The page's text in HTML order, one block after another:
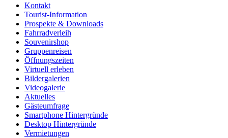
Kontakt
Tourist-Information
Prospekte & Downloads
Fahrradverleih
Souvenirshop
Gruppenreisen
Öffnungszeiten
Virtuell erleben
Bildergalerien
Videogalerie
Aktuelles
Gästeumfrage
Smartphone Hintergründe
Desktop Hintergründe
Vermietungen